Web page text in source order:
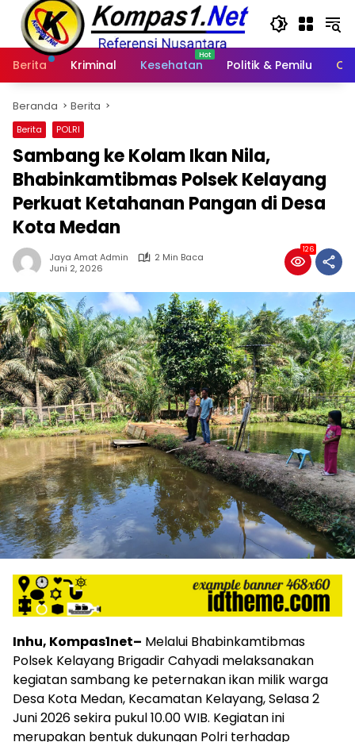
Langsung
konten
Berita
Kriminal Kesehatan Politik & Pemilu
Beranda Berita
Berita POLRI
Sambang ke Kolam Ikan Nila,
Bhabinkamtibmas Polsek Kelayang
Perkuat Ketahanan Pangan di Desa
Kota Medan
Jaya Amat Admin
2 Min Baca
Juni 2, 2026
126
Inhu, Kompas1net– Melalui Bhabinkamtibmas
Polsek Kelayang Brigadir Cahyadi melaksanakan
kegiatan sambang ke peternakan ikan milik warga
Desa Kota Medan, Kecamatan Kelayang, Selasa 2
Juni 2026 sekira pukul 10.00 WIB. Kegiatan ini
merupakan bentuk dukungan Polri terhadap